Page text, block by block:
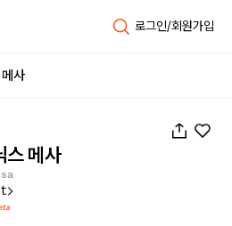
로그인/회원가입
사
스 메사